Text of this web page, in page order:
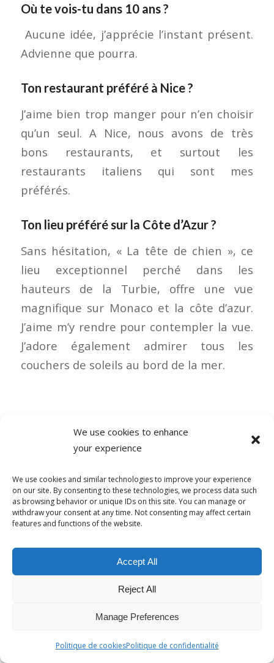
We use cookies to enhance
your experience
We use cookies and similar technologies to improve your experience
on our site. By consenting to these technologies, we process data such
as browsing behavior or unique IDs on this site. You can manage or
withdraw your consent at any time. Not consenting may affect certain
features and functions of the website.
Accept All
Reject All
Manage Preferences
Politique de cookiesPolitique de confidentialité
Où te vois-tu dans 10 ans ?
Aucune idée, j’apprécie l’instant présent.
Advienne que pourra.
Ton restaurant préféré à Nice ?
J’aime bien trop manger pour n’en choisir
qu’un seul. A Nice, nous avons de très
bons restaurants, et surtout les
restaurants italiens qui sont mes
préférés.
Ton lieu préféré sur la Côte d’Azur ?
Sans hésitation, « La tête de chien », ce
lieu exceptionnel perché dans les
hauteurs de la Turbie, offre une vue
magnifique sur Monaco et la côte d’azur.
J’aime m’y rendre pour contempler la vue.
J’adore également admirer tous les
couchers de soleils au bord de la mer.
veut apprendre le français ?
méthode pour apprendre une langue
selon moi, que de se rendre dans ce pays,
de s’imprégner de la culture et d’échanger
Hakuna Matata, qui signifie sans soucis
(oui j’adore le Roi Lion). Relativiser et voir